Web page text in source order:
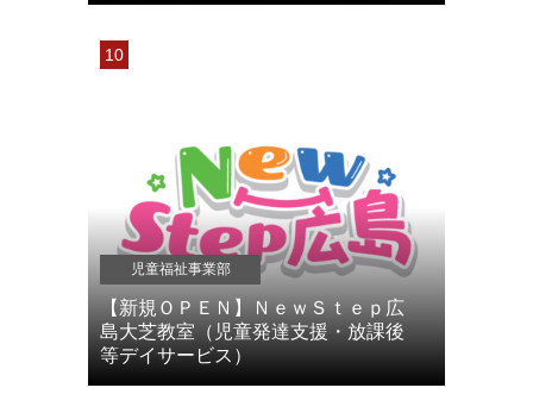
児童福祉事業部
【新規ＯＰＥＮ】ＮｅｗＳｔｅｐ広
島大芝教室（児童発達支援・放課後
等デイサービス）